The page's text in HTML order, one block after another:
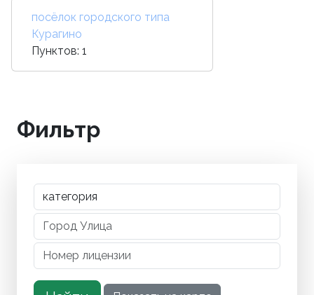
посёлок городского типа
Курагино
Пунктов: 1
Фильтр